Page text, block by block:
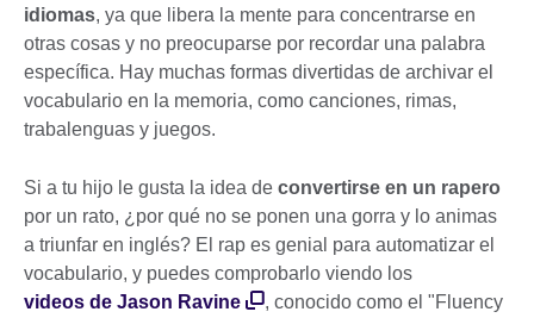
idiomas, ya que libera la mente para concentrarse en
otras cosas y no preocuparse por recordar una palabra
específica. Hay muchas formas divertidas de archivar el
vocabulario en la memoria, como canciones, rimas,
trabalenguas y juegos.
Si a tu hijo le gusta la idea de convertirse en un rapero
por un rato, ¿por qué no se ponen una gorra y lo animas
a triunfar en inglés? El rap es genial para automatizar el
vocabulario, y puedes comprobarlo viendo los
videos de Jason Ravine
, conocido como el "Fluency